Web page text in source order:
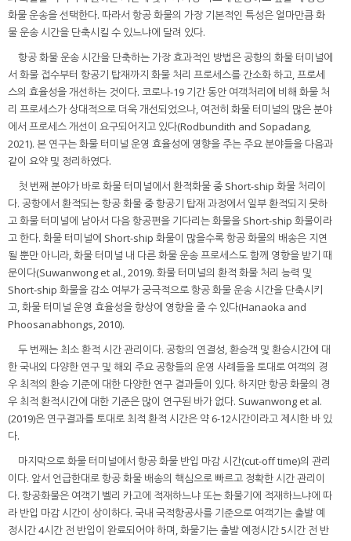
화물 운송을 선택한다. 따라서 항공 화물의 가장 기본적인 특성은 얼마만큼 화
물 운송 시간을 단축시킬 수 있느냐에 달려 있다.
항공 화물 운송 시간을 단축하는 가장 효과적인 방법은 공항의 화물 터미널에
서 화물 접수부터 항공기 탑재까지 화물 처리 프로세스를 간소화 하고, 프로세
스의 효율성을 개선하는 것이다. 코로나-19 기간 동안 여객처리에 비해 화물 처
리 프로세스가 상대적으로 더욱 개선되었으나, 여전히 화물 터미널의 많은 분야
에서 프로세스 개선이 요구되어지고 있다(Rodbundith and Sopadang,
2021). 본 연구는 화물 터미널 운영 효율성에 영향을 주는 주요 분야들을 다음과
같이 요약 및 정리하였다.
첫 번째 분야가 바로 화물 터미널에서 환적화물 중 Short-ship 화물 처리이
다. 공항에서 환적되는 항공 화물 중 항공기 탑재 과정에서 일부 환적되지 못하
고 화물 터미널에 남아서 다음 항공편을 기다리는 화물을 Short-ship 화물이라
고 한다. 화물 터미널에 Short-ship 화물이 많을수록 항공 화물의 배송은 지연
될 뿐만 아니라, 화물 터미널 내 다른 화물 운송 프로세스도 함께 영향을 받기 때
문이다(Suwanwong et al., 2019). 화물 터미널의 환적 화물 처리 능력 및
Short-ship 화물을 감소 여부가 궁극적으로 항공 화물 운송 시간을 단축시키
고, 화물 터미널 운영 효율성을 향상에 영향을 줄 수 있다(Hanaoka and
Phoosanabhongs, 2010).
두 번째는 최소 환적 시간 관리이다. 공항의 연결성, 환승객 및 환승시간에 대
한 국내외 다양한 연구 및 해외 주요 공항들의 운영 사례들을 토대로 여객의 경
우 최적의 환승 기준에 대한 다양한 연구 결과들이 있다. 하지만 항공 화물의 경
우 최적 환적시간에 대한 기준은 많이 연구된 바가 없다. Suwanwong et al.
(2019)은 연구결과를 토대로 최적 환적 시간은 약 6-12시간이라고 제시한 바 있
다.
마지막으로 화물 터미널에서 항공 화물 반입 마감 시간(cut-off time)의 관리
이다. 앞서 언급한대로 항공 화물 배송의 핵심으로 빠르고 정확한 시간 관리이
다. 항공화물은 여객기 벨리 카고에 적재하느냐 또는 화물기에 적재하느냐에 따
라 반입 마감 시간이 상이하다. 국내 국적항공사를 기준으로 여객기는 출발 예
정시간 4시간 전 반입이 완료되어야 하며, 화물기는 출발 예정시간 5시간 전 반